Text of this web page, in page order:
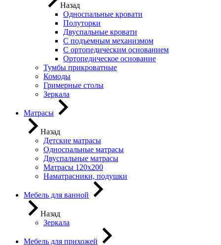
Назад
Односпальные кровати
Полуторки
Двуспальные кровати
С подъемным механизмом
С ортопедическим основанием
Ортопедическое основание
Тумбы прикроватные
Комоды
Гримерные столы
Зеркала
Матрасы
Назад
Детские матрасы
Односпальные матрасы
Двуспальные матрасы
Матрасы 120х200
Наматрасники, подушки
Мебель для ванной
Назад
Зеркала
Мебель для прихожей